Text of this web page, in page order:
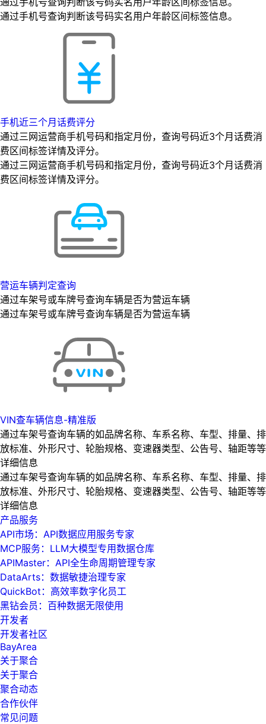
通过手机号查询判断该号码实名用户年龄区间标签信息。
手机近三个月话费评分
通过三网运营商手机号码和指定月份，查询号码近3个月话费消
费区间标签详情及评分。
通过三网运营商手机号码和指定月份，查询号码近3个月话费消
费区间标签详情及评分。
营运车辆判定查询
通过车架号或车牌号查询车辆是否为营运车辆
通过车架号或车牌号查询车辆是否为营运车辆
VIN查车辆信息-精准版
通过车架号查询车辆的如品牌名称、车系名称、车型、排量、排
放标准、外形尺寸、轮胎规格、变速器类型、公告号、轴距等等
详细信息
通过车架号查询车辆的如品牌名称、车系名称、车型、排量、排
放标准、外形尺寸、轮胎规格、变速器类型、公告号、轴距等等
详细信息
产品服务
API市场：API数据应用服务专家
MCP服务：LLM大模型专用数据仓库
APIMaster：API全生命周期管理专家
DataArts：数据敏捷治理专家
QuickBot：高效率数字化员工
黑钻会员：百种数据无限使用
开发者
开发者社区
BayArea
关于聚合
关于聚合
聚合动态
合作伙伴
常见问题